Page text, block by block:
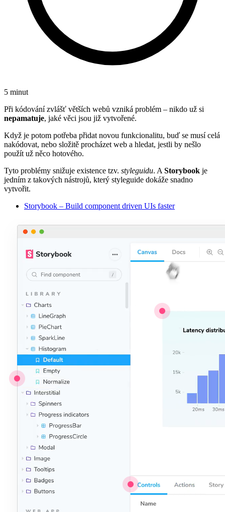
5 minut
Při kódování zvlášť větších webů vzniká problém – nikdo už si
nepamatuje, jaké věci jsou již vytvořené.
Když je potom potřeba přidat novou funkcionalitu, buď se musí celá
nakódovat, nebo složitě procházet web a hledat, jestli by nešlo
použít už něco hotového.
Tyto problémy snižuje existence tzv. styleguidu. A Storybook je
jedním z takových nástrojů, který styleguide dokáže snadno
vytvořit.
Storybook – Build component driven UIs faster